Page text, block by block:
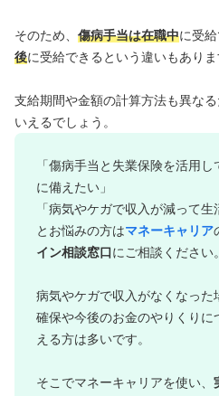
そのため、 傷病手当は在職中に受給
後に受給できるという違いもありま
支給期間や金額の計算方法も異な
いえるでしょう。
「傷病手当と失業保険を活用
に備えたい」
「病気やケガで収入が減って生
とお悩みの方はマネーキャリア
イン相談窓口にご相談ください。
病気やケガで収入がなくなった
確保や今後のお金のやりくりに
える方は多いです。
そこでマネーキャリアを使い、